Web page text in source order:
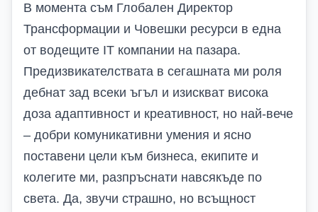
В момента съм Глобален Директор
Трансформации и Човешки ресурси в една
от водещите IT компании на пазара.
Предизвикателствата в сегашната ми роля
дебнат зад всеки ъгъл и изискват висока
доза адаптивност и креативност, но най-вече
– добри комуникативни умения и ясно
поставени цели към бизнеса, екипите и
колегите ми, разпръснати навсякъде по
света. Да, звучи страшно, но всъщност